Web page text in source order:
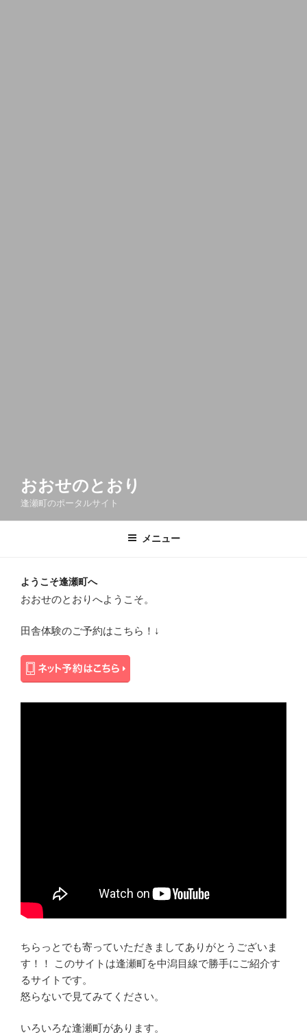
おおせのとおり
逢瀬町のポータルサイト
メニュー
ようこそ逢瀬町へ
おおせのとおりへようこそ。
田舎体験のご予約はこちら！↓
ちらっとでも寄っていただきましてありがとうございま
す！！ このサイトは逢瀬町を中潟目線で勝手にご紹介す
るサイトです。
怒らないで見てみてください。
いろいろな逢瀬町があります。